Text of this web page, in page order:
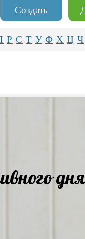
Создать
Р С Т У Ф Х Ц Ч